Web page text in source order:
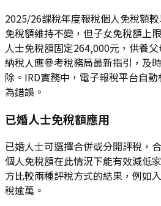
2025/26課稅年度報稅個人免稅額
免稅額維持不變，但子女免稅額上
人士免稅額固定264,000元，供養
納稅人應參考稅務局最新指引，及
除。IRD實務中，電子報稅平台自
為錯誤。
已婚人士免稅額應用
已婚人士可選擇合併或分開評稅，
個人免稅額在此情況下能有效減低
方比較兩種評稅方式的結果，例如
稅逾萬。